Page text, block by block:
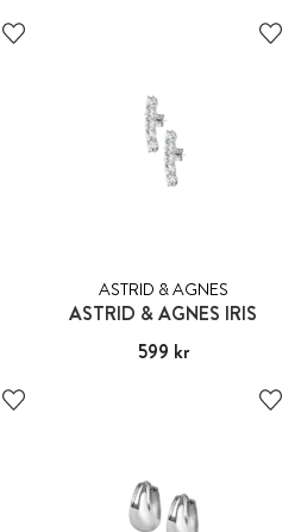
ASTRID & AGNES
ASTRID & AGNES IRIS
Pris:599 kr
599 kr